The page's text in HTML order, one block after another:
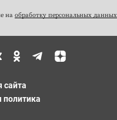
на обработку персональных данных
сайта
политика